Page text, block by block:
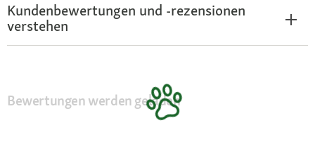
Kundenbewertungen und -rezensionen
verstehen
Bewertungen werden geladen